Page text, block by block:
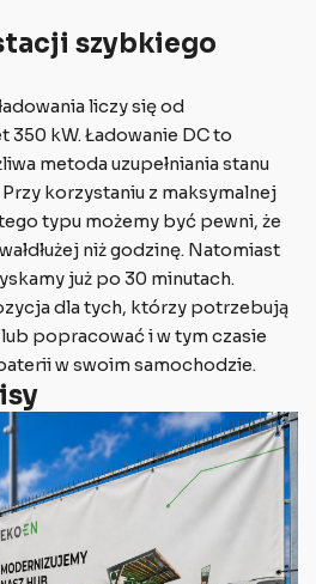
szybkiego
liczy się od
350 kW. Ładowanie DC to
metoda uzupełniania stanu
korzystaniu z maksymalnej
typu możemy być pewni, że
niż godzinę. Natomiast
już po 30 minutach.
dla tych, którzy potrzebują
popracować i w tym czasie
w swoim samochodzie.